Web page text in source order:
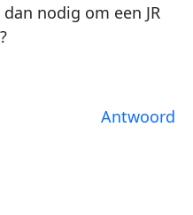
nodig om een JR
Antwoord